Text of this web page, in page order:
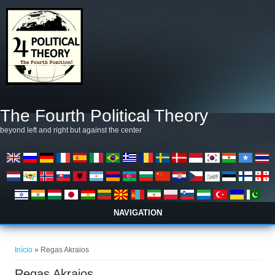
The Fourth Political Theory
beyond left and right but against the center
NAVIGATION
Início » Regas Akraios